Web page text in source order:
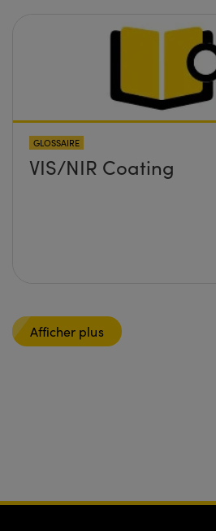
GLOSSAIRE
VIS/NIR Coating
Afficher plus